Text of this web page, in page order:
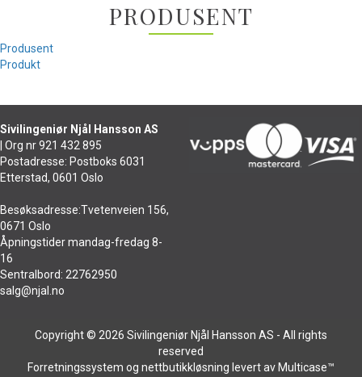
PRODUSENT
Produsent
Produkt
Sivilingeniør Njål Hansson AS
| Org nr 921 432 895
Postadresse: Postboks 6031
Etterstad, 0601 Oslo
Besøksadresse:Tvetenveien 156,
0671 Oslo
Åpningstider mandag-fredag 8-
16
Sentralbord: 22762950
salg@njal.no
Copyright © 2026 Sivilingeniør Njål Hansson AS - All rights
reserved
Forretningssystem og nettbutikkløsning levert av Multicase™